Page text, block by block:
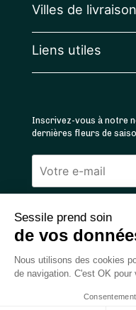
Sessile prend soin
de vos
Nous utilisons des cookies
de navigation. C'est OK pour
Villes de livraison
Liens utiles
Inscrivez-vous à notre
dernières fleurs de
Veuillez
ce
champ
4.4 /5 ⭐ | 120